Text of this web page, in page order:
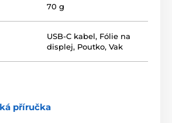
70 g
USB-C kabel, Fólie na
displej, Poutko, Vak
příručka